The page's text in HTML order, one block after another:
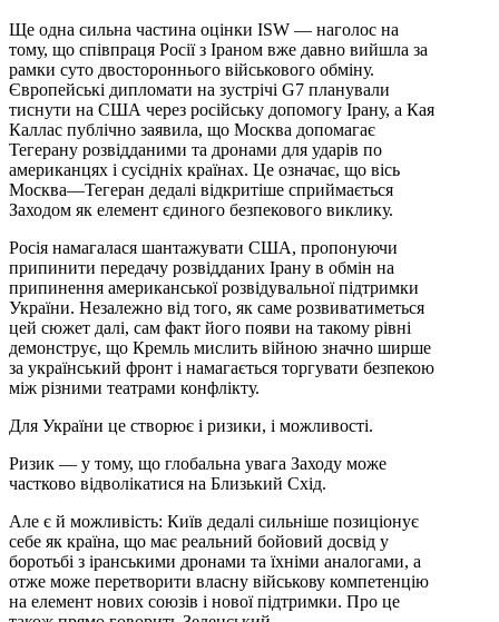
Ще одна сильна частина оцінки ISW — наголос на
тому, що співпраця Росії з Іраном вже давно вийшла за
рамки суто двостороннього військового обміну.
Європейські дипломати на зустрічі G7 планували
тиснути на США через російську допомогу Ірану, а Кая
Каллас публічно заявила, що Москва допомагає
Тегерану розвідданими та дронами для ударів по
американцях і сусідніх країнах. Це означає, що вісь
Москва—Тегеран дедалі відкритіше сприймається
Заходом як елемент єдиного безпекового виклику.
Росія намагалася шантажувати США, пропонуючи
припинити передачу розвідданих Ірану в обмін на
припинення американської розвідувальної підтримки
України. Незалежно від того, як саме розвиватиметься
цей сюжет далі, сам факт його появи на такому рівні
демонструє, що Кремль мислить війною значно ширше
за український фронт і намагається торгувати безпекою
між різними театрами конфлікту.
Для України це створює і ризики, і можливості.
Ризик — у тому, що глобальна увага Заходу може
частково відволікатися на Близький Схід.
Але є й можливість: Київ дедалі сильніше позиціонує
себе як країна, що має реальний бойовий досвід у
боротьбі з іранськими дронами та їхніми аналогами, а
отже може перетворити власну військову компетенцію
на елемент нових союзів і нової підтримки. Про це